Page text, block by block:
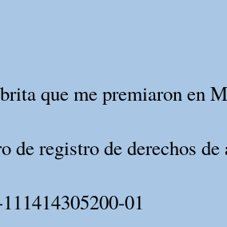
que me premiaron en
de registro de derechos de
01